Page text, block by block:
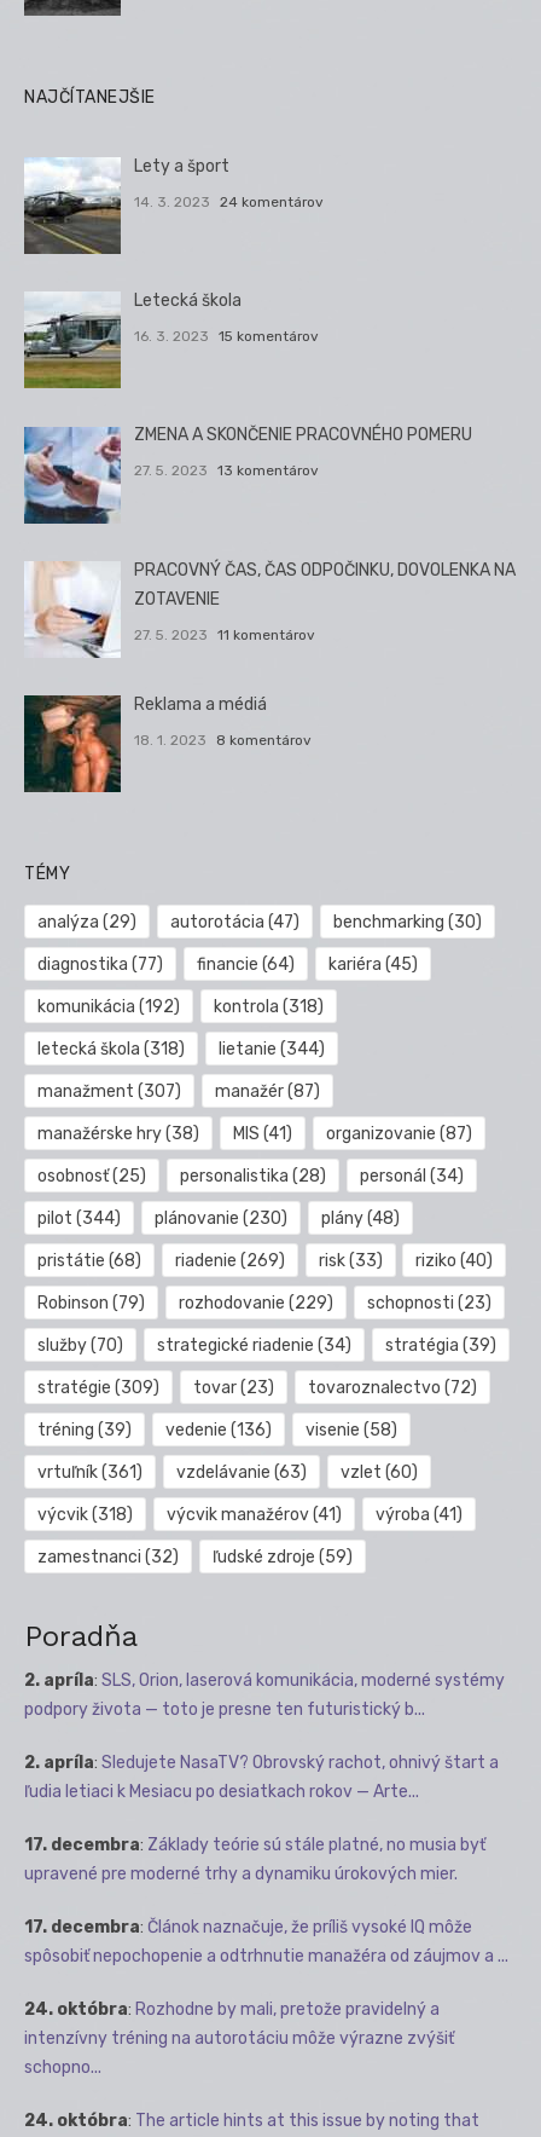
NAJČÍTANEJŠIE
Lety a šport
14. 3. 2023 24 komentárov
Letecká škola
16. 3. 2023 15 komentárov
ZMENA A SKONČENIE PRACOVNÉHO POMERU
27. 5. 2023 13 komentárov
PRACOVNÝ ČAS, ČAS ODPOČINKU, DOVOLENKA NA
ZOTAVENIE
27. 5. 2023 11 komentárov
Reklama a médiá
18. 1. 2023 8 komentárov
TÉMY
analýza (29) autorotácia (47) benchmarking (30)
diagnostika (77) financie (64) kariéra (45)
komunikácia (192) kontrola (318)
letecká škola (318) lietanie (344)
manažment (307) manažér(87)
manažérske hry(38) MIS (41) organizovanie (87)
osobnosť(25) personalistika (28) personál (34)
pilot (344) plánovanie (230) plány(48)
pristátie (68) riadenie (269) risk(33) riziko (40)
Robinson (79) rozhodovanie (229) schopnosti (23)
služby(70) strategické riadenie (34) stratégia (39)
stratégie (309) tovar(23) tovaroznalectvo (72)
tréning (39) vedenie (136) visenie (58)
vrtuľník(361) vzdelávanie (63) vzlet (60)
výcvik(318) výcvik manažérov(41) výroba (41)
zamestnanci (32) ľudské zdroje (59)
Poradňa
2. apríla: SLS, Orion, laserová komunikácia, moderné systémy
podpory života — toto je presne ten futuristický b...
2. apríla: Sledujete NasaTV? Obrovský rachot, ohnivý štart a
ľudia letiaci k Mesiacu po desiatkach rokov — Arte...
17. decembra: Základy teórie sú stále platné, no musia byť
upravené pre moderné trhy a dynamiku úrokových mier.
17. decembra: Článok naznačuje, že príliš vysoké IQ môže
spôsobiť nepochopenie a odtrhnutie manažéra od záujmov a ...
24. októbra: Rozhodne by mali, pretože pravidelný a
intenzívny tréning na autorotáciu môže výrazne zvýšiť
schopno...
24. októbra: The article hints at this issue by noting that